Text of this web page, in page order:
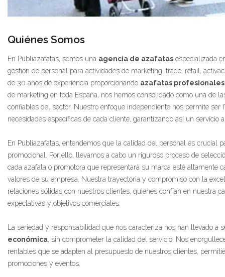
Quiénes Somos
En Publiazafatas, somos una agencia de azafatas especializada
gestión de personal para actividades de marketing, trade, retail,
de 30 años de experiencia proporcionando azafatas profesionales
de marketing en toda España, nos hemos consolidado como una de
confiables del sector. Nuestro enfoque independiente nos permite ser
necesidades específicas de cada cliente, garantizando así un servicio
En Publiazafatas, entendemos que la calidad del personal es crucial
promocional. Por ello, llevamos a cabo un riguroso proceso de
cada azafata o promotora que representará su marca esté altamente
valores de su empresa. Nuestra trayectoria y compromiso con la
relaciones sólidas con nuestros clientes, quienes confían en nuestra
expectativas y objetivos comerciales.
La seriedad y responsabilidad que nos caracteriza nos han llevado a
económica , sin comprometer la calidad del servicio. Nos
rentables que se adapten al presupuesto de nuestros clientes,
promociones y eventos.